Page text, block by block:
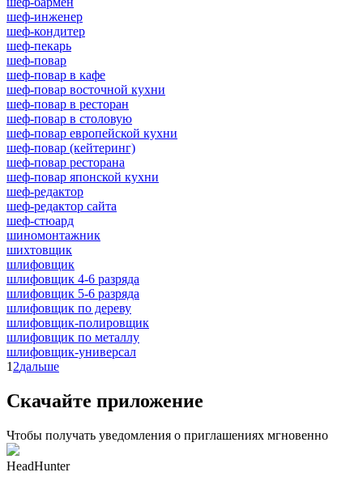
шеф-инженер
шеф-кондитер
шеф-пекарь
шеф-повар
шеф-повар в кафе
шеф-повар восточной кухни
шеф-повар в ресторан
шеф-повар в столовую
шеф-повар европейской кухни
шеф-повар (кейтеринг)
шеф-повар ресторана
шеф-повар японской кухни
шеф-редактор
шеф-редактор сайта
шеф-стюард
шиномонтажник
шихтовщик
шлифовщик
шлифовщик 4-6 разряда
шлифовщик 5-6 разряда
шлифовщик по дереву
шлифовщик-полировщик
шлифовщик по металлу
шлифовщик-универсал
1 2дальше
Скачайте приложение
Чтобы получать уведомления о приглашениях мгновенно
HeadHunter